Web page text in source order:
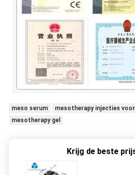
meso serum
mesotherapy injecties
mesotherapy gel
Krijg de beste